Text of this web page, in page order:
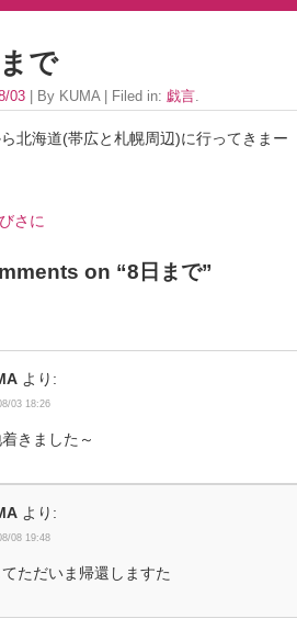
で
03 | By KUMA | Filed in: 戯言.
北海道(帯広と札幌周辺)に行ってきまー
さに
on “8日まで”
より:
03 18:26
きました～
より:
08 19:48
ただいま帰還しますた